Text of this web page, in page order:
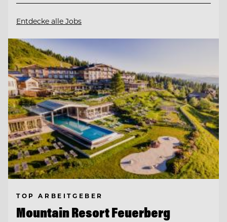
Entdecke alle Jobs
TOP ARBEITGEBER
Mountain Resort Feuerberg